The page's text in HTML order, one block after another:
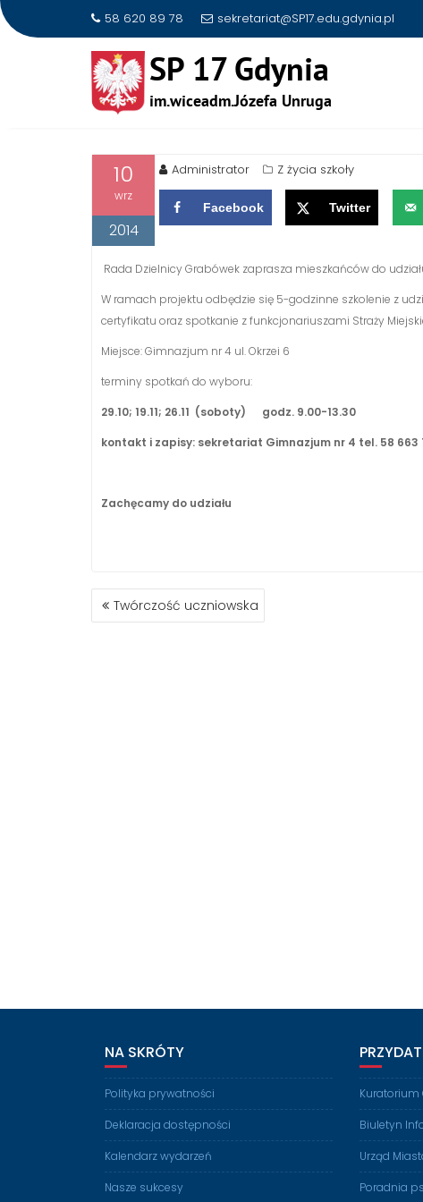
58 620 89 78 sekretariat@SP17.edu.gdynia.pl
INFORMACJA DLAA
10
wrz
2014
Administrator Z życia szkoły
Facebook Twitter
Rada Dzielnicy Grabówek zaprasza mieszkańców do
W ramach projektu odbędzie się 5-godzinne szkolenie z
certyfikatu oraz spotkanie z funkcjonariuszami Straży
Miejsce: Gimnazjum nr 4 ul. Okrzei 6
terminy spotkań do wyboru:
29.10; 19.11; 26.11 (soboty) godz. 9.00-13.30
kontakt i zapisy: sekretariat Gimnazjum nr 4 tel. 58 663
Zachęcamy do udziału
NAWIGACJA
WPISU
Twórczość uczniowska
NA SKRÓTY
Polityka prywatności
Deklaracja dostępności
Kalendarz wydarzeń
Nasze sukcesy
Kuratorium
Biuletyn
Urząd
Poradnia